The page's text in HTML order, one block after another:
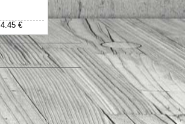
4.45 €